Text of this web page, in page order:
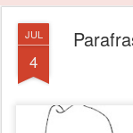
JUL
4